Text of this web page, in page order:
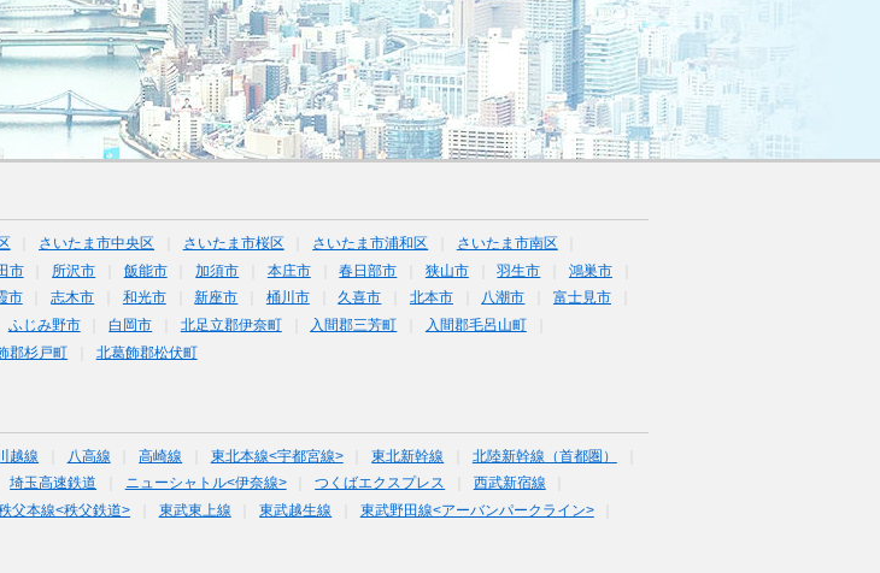
さいたま市中央区 さいたま市桜区 さいたま市浦和区
さいたま市南区
市 所沢市 飯能市 加須市 本庄市 春日部市 狭山市 羽生市
鴻巣市
市 志木市 和光市 新座市 桶川市 久喜市 北本市 八潮市
富士見市
ふじみ野市 白岡市 北足立郡伊奈町 入間郡三芳町
入間郡毛呂山町
郡杉戸町 北葛飾郡松伏町
越線 八高線 高崎線 東北本線<宇都宮線> 東北新幹線
北陸新幹線（首都圏）
埼玉高速鉄道 ニューシャトル<伊奈線> つくばエクスプレス
西武新宿線
父本線<秩父鉄道> 東武東上線 東武越生線
東武野田線<アーバンパークライン>